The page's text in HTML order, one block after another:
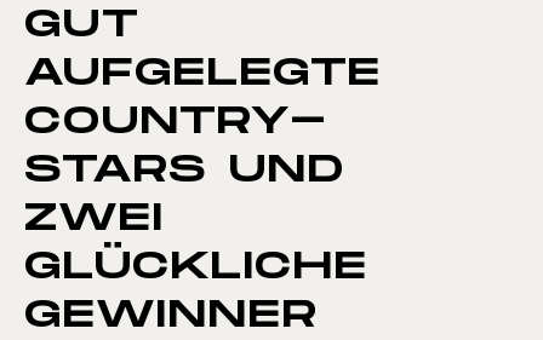
GUT
AUFGELEGTE
COUNTRY-
STARS UND
ZWEI
GLÜCKLICHE
GEWINNER